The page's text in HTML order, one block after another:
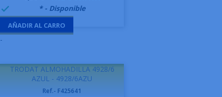
 * - Disponible
AÑADIR AL CARRO
-
TRODAT ALMOHADILLA 4928/6
AZUL - 4928/6AZU
Ref.- F425641